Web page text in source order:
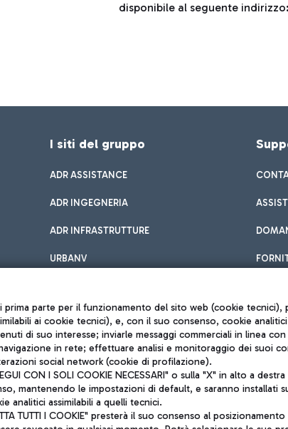
disponibile al seguente indirizzo:
I siti del gruppo
ADR ASSISTANCE
ADR INGEGNERIA
ADR INFRASTRUTTURE
URBANV
direzione e coordinamento di Mundys S.p.A.
13032990155 P. IVA 06572251004
Note legali
Mappa sito
Accessibilità
prima parte per il funzionamento del sito web (cookie
ai cookie tecnici), e, con il suo consenso, cookie
di suo interesse; inviarle messaggi commerciali in linea
in rete; effettuare analisi e monitoraggio dei suoi
social network (cookie di profilazione).
CON I SOLI COOKIE NECESSARI" o sulla "X" in alto a
mantenendo le impostazioni di default, e saranno installati
analitici assimilabili a quelli tecnici.
TUTTI I COOKIE" presterà il suo consenso al